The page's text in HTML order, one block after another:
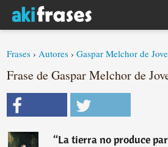
Frases ›Autores ›Gaspar Melchor de
Frase de Gaspar Melchor de
“La tierra no produce